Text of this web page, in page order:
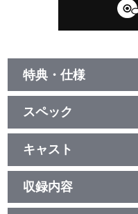
特典・仕様
初回生産分限定封入特
OP/ED連動オンラインリリ
ースターシール 全6種からラ
他、仕様
描き下ろしイラストジャケット
スペック
品番：LACM-24140
ジャンル：国内アニメ音楽
シングル
／16分
キャスト
Liella!
収録内容